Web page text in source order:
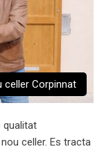
celler Corpinnat
qualitat
celler. Es tracta